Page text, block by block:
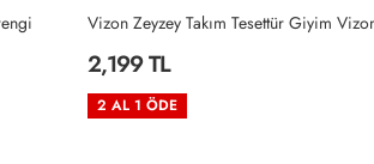
Siyah Zeyzey Takım Tesettür Giyim Siyah
2,199 TL
2 AL 1 ÖDE